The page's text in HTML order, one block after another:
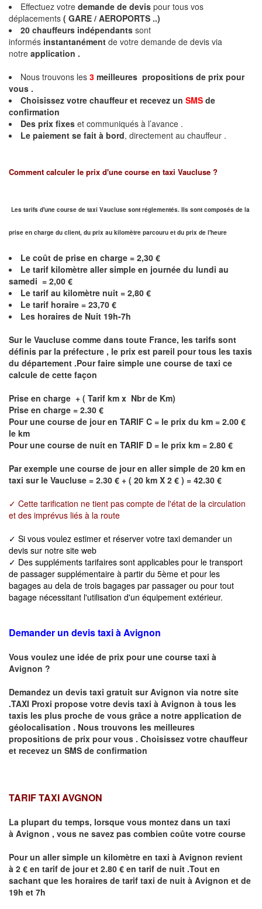
Effectuez votre demande de devis pour tous vos
déplacements ( GARE / AEROPORTS ..)
20 chauffeurs indépendants sont
informés instantanément de votre demande de devis via
notre application .
Nous trouvons les 3 meilleures propositions de prix pour
vous .
Choisissez votre chauffeur et recevez un SMS de
confirmation
Des prix fixes et communiqués à l’avance .
Le paiement se fait à bord, directement au chauffeur .
Comment calculer le prix d'une course en taxi Vaucluse ?
Les tarifs d'une course de taxi Vaucluse sont réglementés. Ils sont composés de la
prise en charge du client, du prix au kilomètre parcouru et du prix de l'heure
Le coût de prise en charge = 2,30 €
Le tarif kilomètre aller simple en journée du lundi au
samedi = 2,00 €
Le tarif au kilomètre nuit = 2,80 €
Le tarif horaire = 23,70 €
Les horaires de Nuit 19h-7h
Sur le Vaucluse comme dans toute France, les tarifs sont
définis par la préfecture , le prix est pareil pour tous les taxis
du département .Pour faire simple une course de taxi ce
calcule de cette façon
Prise en charge + ( Tarif km x Nbr de Km)
Prise en charge = 2.30 €
Pour une course de jour en TARIF C = le prix du km = 2.00 €
le km
Pour une course de nuit en TARIF D = le prix km = 2.80 €
Par exemple une course de jour en aller simple de 20 km en
taxi sur le Vaucluse = 2.30 € + ( 20 km X 2 € ) = 42.30 €
✓ Cette tarification ne tient pas compte de l'état de la circulation
et des imprévus liés à la route
✓ Si vous voulez estimer et réserver votre taxi demander un
devis sur notre site web
✓ Des suppléments tarifaires sont applicables pour le transport
de passager supplémentaire à partir du 5ème et pour les
bagages au dela de trois bagages par passager ou pour tout
bagage nécessitant l'utilisation d'un équipement extérieur.
Demander un devis taxi à Avignon
Vous voulez une idée de prix pour une course taxi à
Avignon ?
Demandez un devis taxi gratuit surAvignon via notre site
.TAXI Proxi propose votre devis taxi à Avignon à tous les
taxis les plus proche de vous grâce a notre application de
géolocalisation . Nous trouvons les meilleures
propositions de prix pour vous . Choisissez votre chauffeur
et recevez un SMS de confirmation
TARIF TAXI AVGNON
La plupart du temps, lorsque vous montez dans un taxi
à Avignon , vous ne savez pas combien coûte votre course
Pour un aller simple un kilomètre en taxi à Avignon revient
à 2 € en tarif de jour et 2.80 € en tarif de nuit .Tout en
sachant que les horaires de tarif taxi de nuit à Avignon et de
19h et 7h